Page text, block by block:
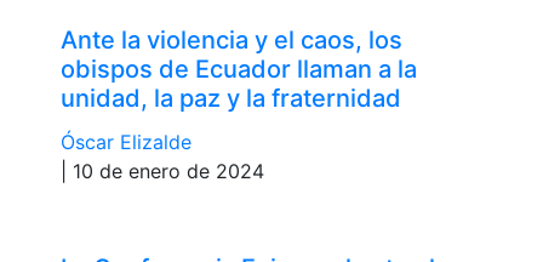
Ante la violencia y el caos, los
obispos de Ecuador llaman a la
unidad, la paz y la fraternidad
Óscar Elizalde
| 10 de enero de 2024